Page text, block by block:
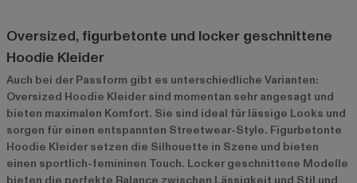
Oversized, figurbetonte und locker geschnittene
Hoodie Kleider
Auch bei der Passform gibt es unterschiedliche Varianten:
Oversized Hoodie Kleider sind momentan sehr angesagt und
bieten maximalen Komfort. Sie sind ideal für lässige Looks und
sorgen für einen entspannten Streetwear-Style. Figurbetonte
Hoodie Kleider setzen die Silhouette in Szene und bieten
einen sportlich-femininen Touch. Locker geschnittene Modelle
bieten die perfekte Balance zwischen Lässigkeit und Stil und